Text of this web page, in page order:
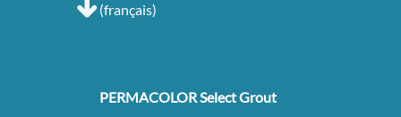
(français)
PERMACOLOR Select Grout